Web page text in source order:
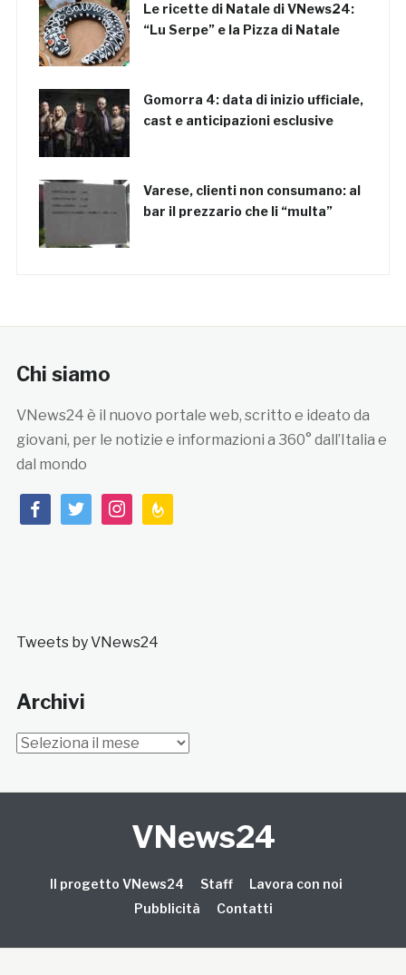
Le ricette di Natale di VNews24:
“Lu Serpe” e la Pizza di Natale
Gomorra 4: data di inizio ufficiale,
cast e anticipazioni esclusive
Varese, clienti non consumano: al
bar il prezzario che li “multa”
Chi siamo
VNews24 è il nuovo portale web, scritto e ideato da
giovani, per le notizie e informazioni a 360° dall’Italia e
dal mondo
facebooktwitterinstagramfeedburner
Tweets by VNews24
Archivi
Archivi
VNews24
Il progetto VNews24 Staff
Lavora con noi
Pubblicità
Contatti